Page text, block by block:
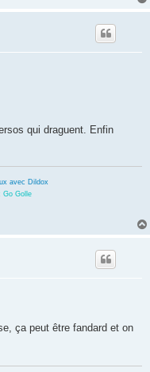
qui draguent. Enfin
avec Dildox
Go Golle
ça peut être fandard et on